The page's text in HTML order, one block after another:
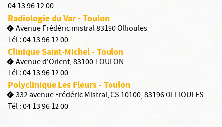
04 13 96 12 00
Radiologie du Var - Toulon
Avenue Frédéric mistral 83190 Ollioules
Tél :04 13 96 12 00
Clinique Saint-Michel - Toulon
Avenue d'Orient, 83100 TOULON
Tél :04 13 96 12 00
Polyclinique Les Fleurs - Toulon
332 avenue Frédéric Mistral, CS 10100, 83196 OLLIOULES
Tél :04 13 96 12 00